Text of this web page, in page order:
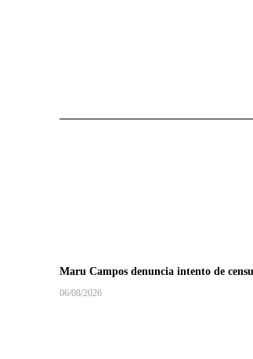
Maru Campos denuncia intento de
06/08/2026